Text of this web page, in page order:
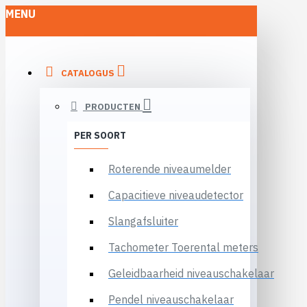
MENU
CATALOGUS
PRODUCTEN
PER SOORT
Roterende niveaumelder
Capacitieve niveaudetector
Slangafsluiter
Tachometer Toerental meters
Geleidbaarheid niveauschakelaar
Pendel niveauschakelaar